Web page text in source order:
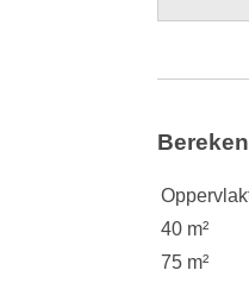
40 m²
75 m²